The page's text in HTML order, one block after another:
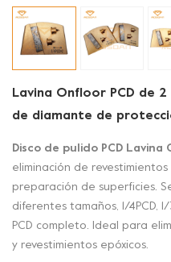
Lavina Onfloor PCD de
de diamante de
Disco de pulido PCD Lavina
eliminación de
preparación de superficies.
diferentes tamaños, 1/4PCD, 1/
PCD completo. Ideal para
y revestimientos epóxicos.